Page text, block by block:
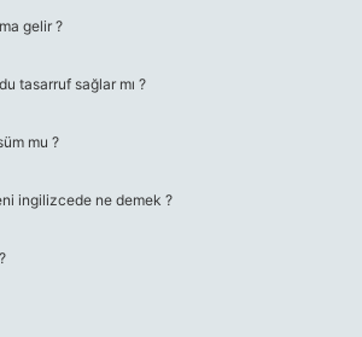
gelir ?
tasarruf sağlar mı ?
mu ?
ingilizcede ne demek ?